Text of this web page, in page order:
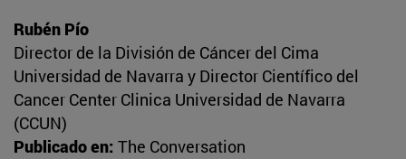
Rubén Pío
Director de la División de Cáncer del Cima
Universidad de Navarra y Director Científico del
Cancer Center Clinica Universidad de Navarra
(CCUN)
Publicado en: The Conversation